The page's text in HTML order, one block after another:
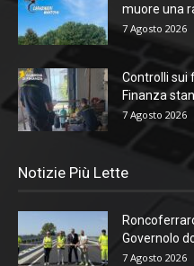
muore una
7 Agosto 2026
Controlli sui
Finanza
7 Agosto 2026
Notizie Più Lette
Governolo
7 Agosto 2026